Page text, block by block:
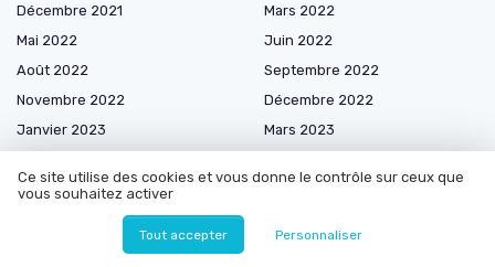
Décembre 2021
Mars 2022
Mai 2022
Juin 2022
Août 2022
Septembre 2022
Novembre 2022
Décembre 2022
Janvier 2023
Mars 2023
Juillet 2023
Décembre 2023
Ce site utilise des cookies et vous donne le contrôle sur ceux que
vous souhaitez activer
Tout accepter Personnaliser